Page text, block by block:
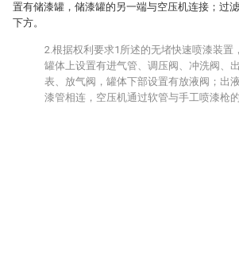
置有储漆罐，储漆罐的另一端与空压机连接；过
下方。
2.根据权利要求1所述的无堵快速喷漆装置
罐体上设置有进气管、调压阀、冲洗阀、
表、放气阀，罐体下部设置有放液阀；出
漆管相连，空压机通过软管与手工喷漆枪的